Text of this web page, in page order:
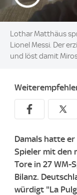
Lothar Matthäus
Lionel Messi. Der
und löst damit
Damals hatte
Spieler mit den
Tore in 27 WM-
Bilanz.
würdigt "La